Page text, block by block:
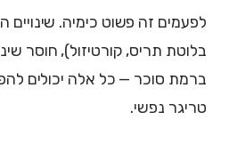
לפעמים זה פשוט כימיה. שינויים
בלוטת תריס, קורטיזול), חוסר
ברמת סוכר — כל אלה יכולים
טריגר נפשי.